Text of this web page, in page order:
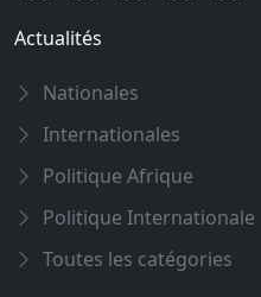
Actualités
Nationales
Internationales
Politique Afrique
Politique Internationale
Toutes les catégories